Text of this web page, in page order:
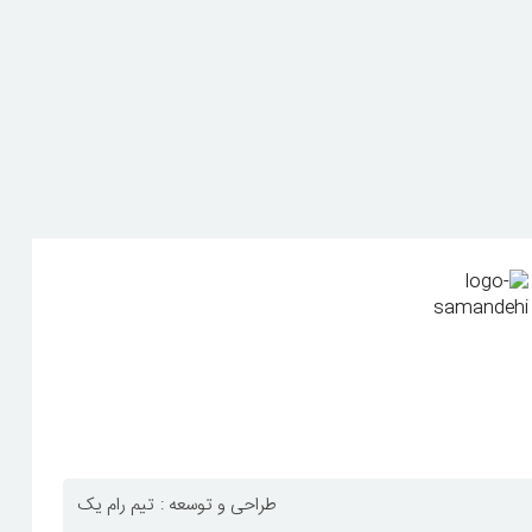
تیم رام یک طراحی و توسعه :